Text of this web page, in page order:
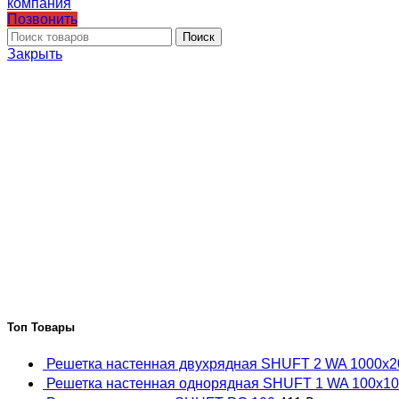
Позвонить
Поиск
Закрыть
Топ Товары
Решетка настенная двухрядная SHUFT 2 WA
Решетка настенная однорядная SHUFT 1 WA